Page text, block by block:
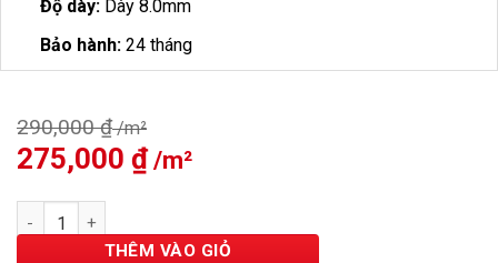
Độ dày: Dày 8.0mm
Bảo hành: 24 tháng
290,000₫
Giá
gốc
là:
290,000 ₫.
275,000 ₫
275,000 ₫.
Sàn Gỗ JAWA 8mm 826 số lượng
THÊM VÀO GIỎ